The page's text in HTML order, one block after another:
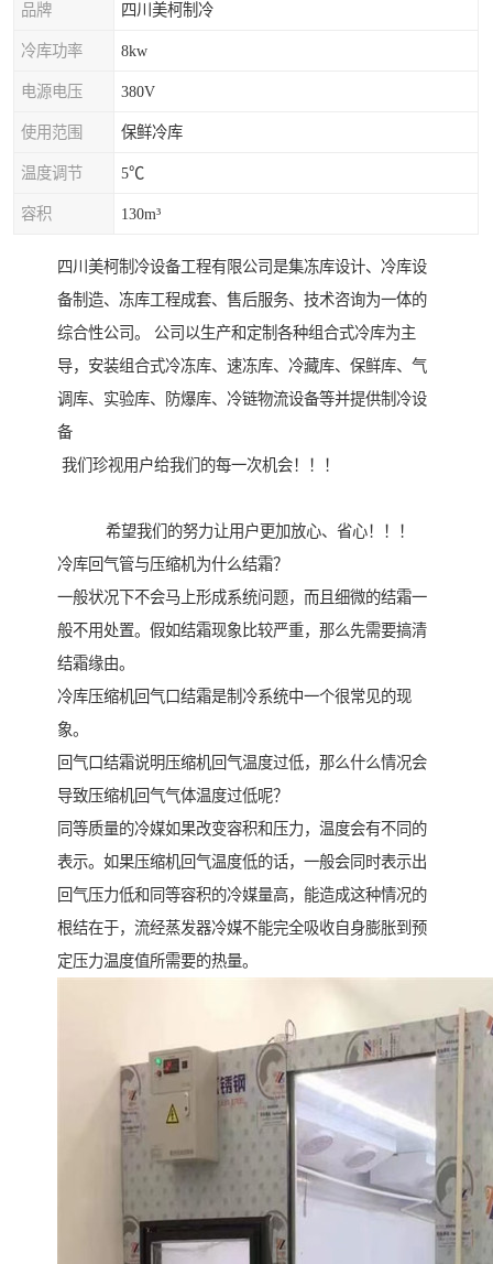
品牌 四川美柯制冷
冷库功率 8kw
电源电压 380V
使用范围 保鲜冷库
温度调节 5℃
容积 130m³
四川美柯制冷设备工程有限公司是集冻库设计、冷库设
备制造、冻库工程成套、售后服务、技术咨询为一体的
综合性公司。 公司以生产和定制各种组合式冷库为主
导，安装组合式冷冻库、速冻库、冷藏库、保鲜库、气
调库、实验库、防爆库、冷链物流设备等并提供制冷设
备
我们珍视用户给我们的每一次机会！！！
希望我们的努力让用户更加放心、省心！！！
冷库回气管与压缩机为什么结霜？
一般状况下不会马上形成系统问题，而且细微的结霜一
般不用处置。假如结霜现象比较严重，那么先需要搞清
结霜缘由。
冷库压缩机回气口结霜是制冷系统中一个很常见的现
象。
回气口结霜说明压缩机回气温度过低，那么什么情况会
导致压缩机回气气体温度过低呢？
同等质量的冷媒如果改变容积和压力，温度会有不同的
表示。如果压缩机回气温度低的话，一般会同时表示出
回气压力低和同等容积的冷媒量高，能造成这种情况的
根结在于，流经蒸发器冷媒不能完全吸收自身膨胀到预
定压力温度值所需要的热量。